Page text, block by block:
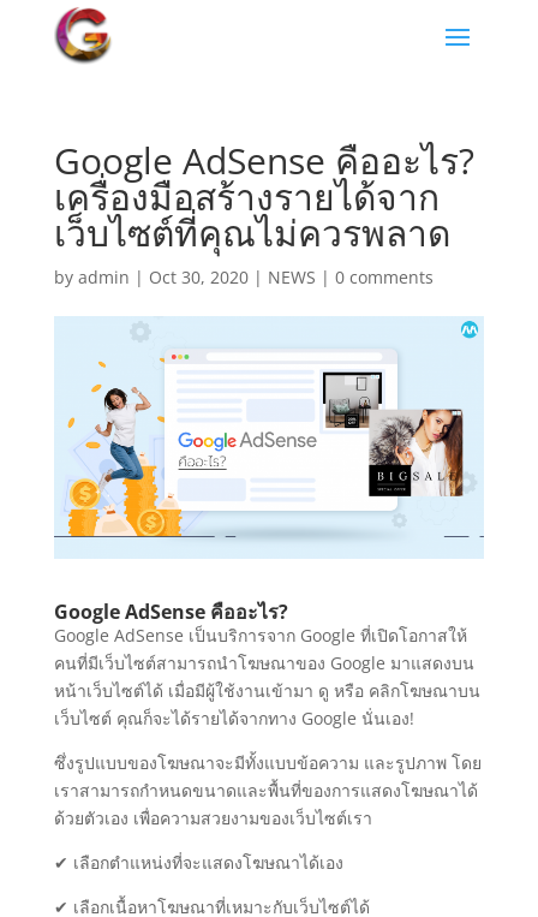
Google AdSense คืออะไร?
เครื่องมือสร้างรายได้จาก
เว็บไซต์ที่คุณไม่ควรพลาด
by admin | Oct 30, 2020| NEWS | 0 comments
Google AdSense คืออะไร?
Google AdSense เป็นบริการจาก Google ที่เปิดโอกาสให้
คนที่มีเว็บไซต์สามารถนำโฆษณาของ Google มาแสดงบน
หน้าเว็บไซต์ได้ เมื่อมีผู้ใช้งานเข้ามา ดู หรือ คลิกโฆษณาบน
เว็บไซต์ คุณก็จะได้รายได้จากทาง Google นั่นเอง!
ซึ่งรูปแบบของโฆษณาจะมีทั้งแบบข้อความ และรูปภาพ โดย
เราสามารถกำหนดขนาดและพื้นที่ของการแสดงโฆษณาได้
ด้วยตัวเอง เพื่อความสวยงามของเว็บไซต์เรา
✔ เลือกตำแหน่งที่จะแสดงโฆษณาได้เอง
✔ เลือกเนื้อหาโฆษณาที่เหมาะกับเว็บไซต์ได้